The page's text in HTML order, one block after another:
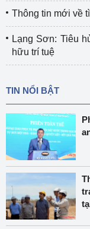
Thông tin mới về
Lạng Sơn: Tiêu
hữu trí tuệ
TIN NỔI BẬT